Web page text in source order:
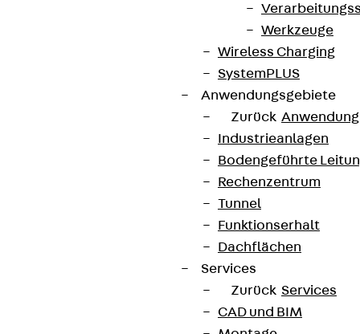
Werkzeuge
Wireless Charging
SystemPLUS
Anwendungsgebiete
Zurück
Industrieanlagen
Bodengeführte
Rechenzentrum
Tunnel
Funktionserhalt
Dachflächen
Services
Zurück Services
CAD und BIM